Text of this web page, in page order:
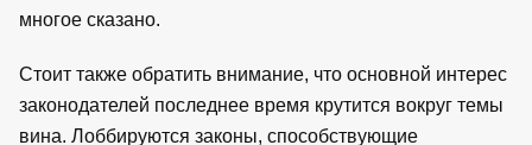
многое сказано.
Стоит также обратить внимание, что основной интерес
законодателей последнее время крутится вокруг темы
вина. Лоббируются законы, способствующие